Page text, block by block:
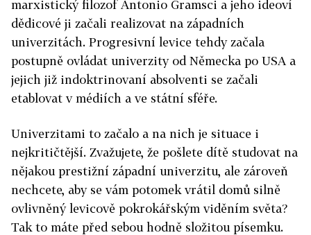
marxistický filozof Antonio Gramsci a jeho ideoví
dědicové ji začali realizovat na západních
univerzitách. Progresivní levice tehdy začala
postupně ovládat univerzity od Německa po USA a
jejich již indoktrinovaní absolventi se začali
etablovat v médiích a ve státní sféře.
Univerzitami to začalo a na nich je situace i
nejkritičtější. Zvažujete, že pošlete dítě studovat na
nějakou prestižní západní univerzitu, ale zároveň
nechcete, aby se vám potomek vrátil domů silně
ovlivněný levicově pokrokářským viděním světa?
Tak to máte před sebou hodně složitou písemku.